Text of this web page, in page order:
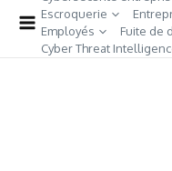
Escroquerie
Employés
Fuite de
Cyber Threat